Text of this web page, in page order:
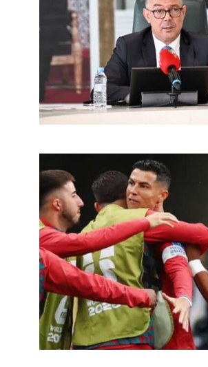
6
Culture
173
Politique